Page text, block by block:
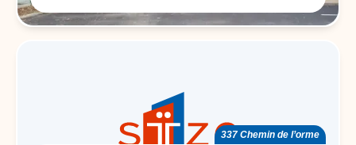
337 Chemin de l’orme